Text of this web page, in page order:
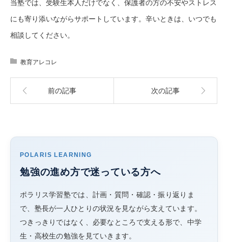
当塾では、受験生本人だけでなく、保護者の方の不安やストレス
にも寄り添いながらサポートしています。辛いときは、いつでも
相談してください。
教育アレコレ
前の記事 次の記事
POLARIS LEARNING
勉強の進め方で迷っている方へ
ポラリス学習塾では、計画・質問・確認・振り返りま
で、塾長が一人ひとりの状況を見ながら支えています。
つきっきりではなく、必要なところで支える形で、中学
生・高校生の勉強を見ていきます。